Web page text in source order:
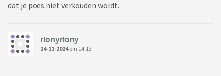
dat je poes niet verkouden wordt.
rionyriony
24-11-2024om 14:13